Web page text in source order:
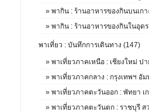
» พากิน : ร้านอาหารของกินบนเก
» พากิน : ร้านอาหารของกินในอุด
พาเที่ยว : บันทึกการเดินทาง (147)
» พาเที่ยวภาคเหนือ : เชียงใหม่ ป
» พาเที่ยวภาคกลาง : กรุงเทพฯ อั
» พาเที่ยวภาคตะวันออก : พัทยา เ
» พาเที่ยวภาคตะวันตก : ราชบุรี ส